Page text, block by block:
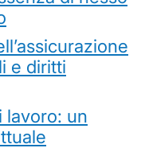
e diritti
lavoro: un